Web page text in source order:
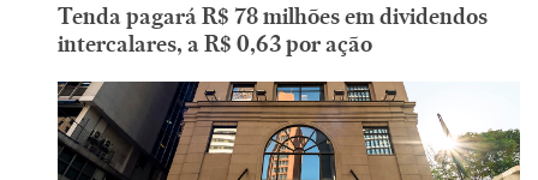
Tenda pagará R$ 78 milhões em dividendos
intercalares, a R$ 0,63 por ação